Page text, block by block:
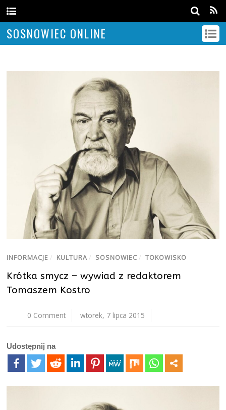
SOSNOWIEC ONLINE
INFORMACJE / KULTURA / SOSNOWIEC / TOKOWISKO
Krótka smycz – wywiad z redaktorem
Tomaszem Kostro
0 Comment wtorek, 7 lipca 2015
Udostępnij na